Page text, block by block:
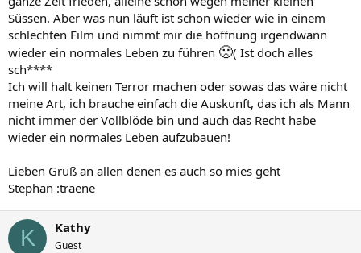
Süssen. Aber was nun läuft ist schon wieder wie in einem
schlechten Film und nimmt mir die hoffnung irgendwann
wieder ein normales Leben zu führen 🙁( Ist doch alles
sch****
Ich will halt keinen Terror machen oder sowas das wäre nicht
meine Art, ich brauche einfach die Auskunft, das ich als Mann
nicht immer der Vollblöde bin und auch das Recht habe
wieder ein normales Leben aufzubauen!
Lieben Gruß an allen denen es auch so mies geht
Stephan :traene
K Kathy
Guest